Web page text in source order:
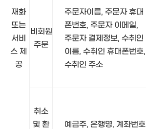
재화
또는
서비
스 제
공
비회원
주문
주문자이름, 주문자 휴대
폰번호, 주문자 이메일,
주문자 결제정보, 수취인
이름, 수취인 휴대폰번호,
수취인 주소
취소
및 환
예금주, 은행명, 계좌번호